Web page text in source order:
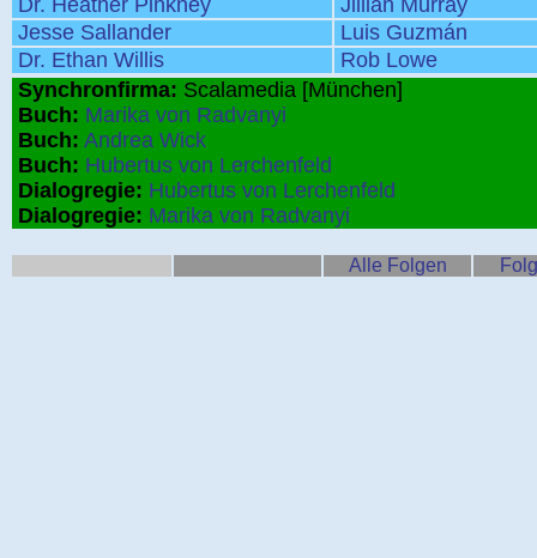
Dr. Heather Pinkney
Jillian Murray
Jesse Sallander
Luis Guzmán
Dr. Ethan Willis
Rob Lowe
Synchronfirma: Scalamedia [München]
Buch: Marika von Radvanyi
Buch: Andrea Wick
Buch: Hubertus von Lerchenfeld
Dialogregie: Hubertus von Lerchenfeld
Dialogregie: Marika von Radvanyi
Alle Folgen